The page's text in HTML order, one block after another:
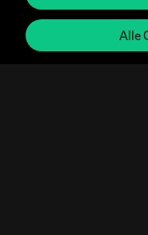
Alle
Passend zum
entwickeln